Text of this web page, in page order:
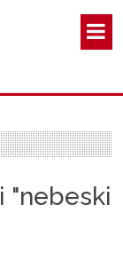
"nebeski